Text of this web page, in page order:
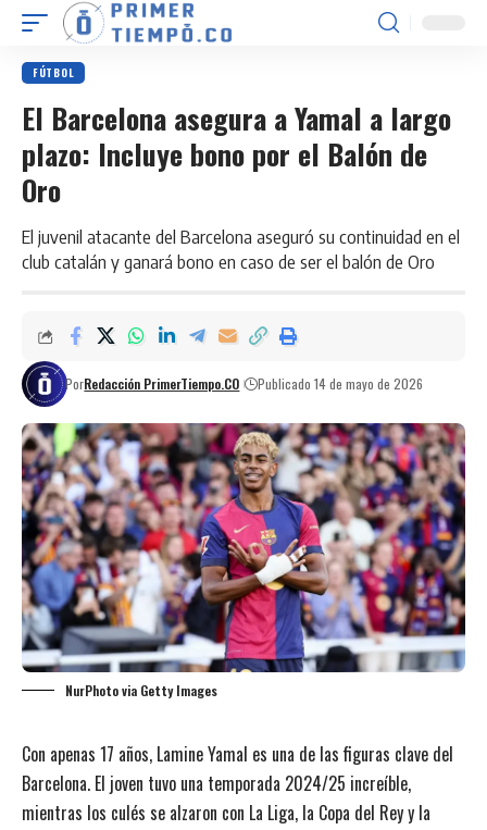
FÚTBOL
El Barcelona asegura a Yamal a largo
plazo: Incluye bono por el Balón de
Oro
El juvenil atacante del Barcelona aseguró su continuidad en el
club catalán y ganará bono en caso de ser el balón de Oro
PorRedacción PrimerTiempo.CO Publicado 14 de mayo de 2026
NurPhoto via Getty Images
Con apenas 17 años, Lamine Yamal es una de las figuras clave del
Barcelona. El joven tuvo una temporada 2024/25 increíble,
mientras los culés se alzaron con La Liga, la Copa del Rey y la